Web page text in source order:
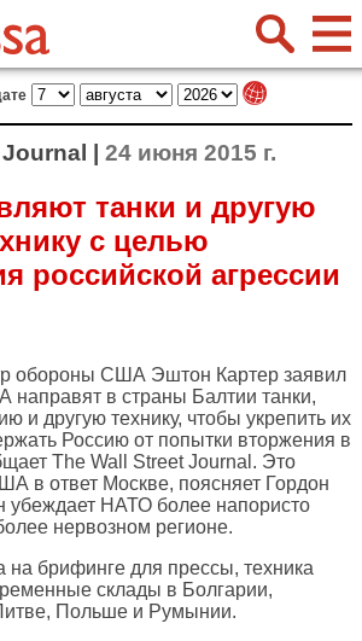
| 24 июня 2015 г.
танки и другую
с целью
российской агрессии
обороны США Эштон Картер заявил
направят в страны Балтии танки,
и другую технику, чтобы укрепить их
Россию от попытки вторжения в
The Wall Street Journal . Это
в ответ Москве, поясняет Гордон
убеждает НАТО более напористо
нервозном регионе.
на брифинге для прессы, техника
склады в Болгарии,
Польше и Румынии.